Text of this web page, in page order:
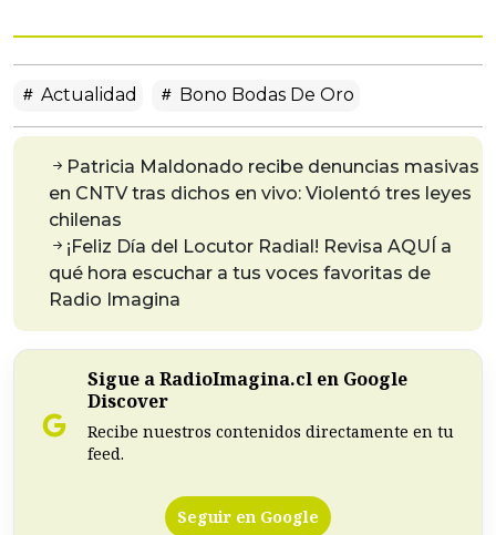
Actualidad Bono Bodas De Oro
Patricia Maldonado recibe denuncias masivas
en CNTV tras dichos en vivo: Violentó tres leyes
chilenas
¡Feliz Día del Locutor Radial! Revisa AQUÍ a
qué hora escuchar a tus voces favoritas de
Radio Imagina
Sigue a RadioImagina.cl en Google
Discover
Recibe nuestros contenidos directamente en tu
feed.
Seguir en Google